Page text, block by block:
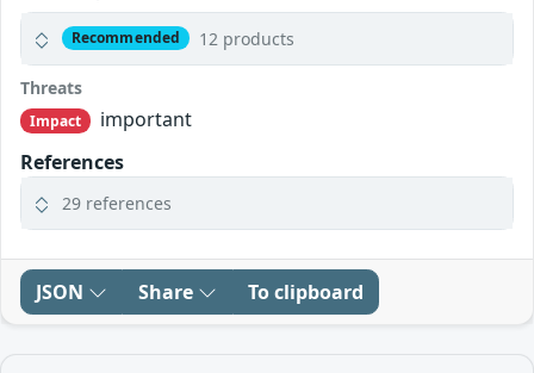
Recommended 12 products
Threats
Impact
important
References
29 references
JSON Share To clipboard